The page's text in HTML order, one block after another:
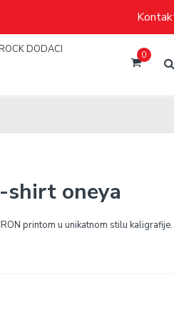
DODACI 0
shirt oneya
printom u unikatnom stilu kaligrafije.